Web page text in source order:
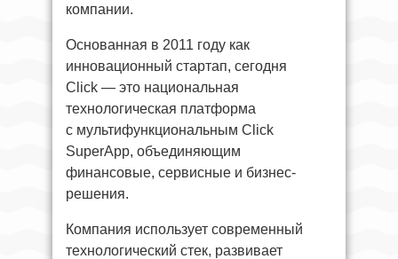
компании.
Основанная в 2011 году как
инновационный стартап, сегодня
Click — это национальная
технологическая платформа
с мультифункциональным Click
SuperApp, объединяющим
финансовые, сервисные и бизнес-
решения.
Компания использует современный
технологический стек, развивает